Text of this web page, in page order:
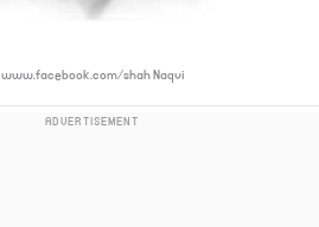
www.facebook.com/shah Naqvi